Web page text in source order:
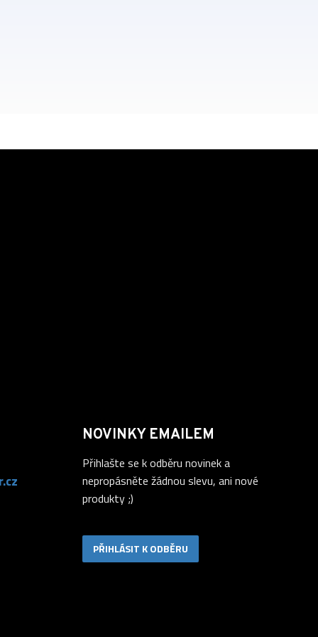
NOVINKY EMAILEM
Přihlašte se k odběru novinek a
nepropásněte žádnou slevu, ani nové
produkty ;)
PŘIHLÁSIT K ODBĚRU